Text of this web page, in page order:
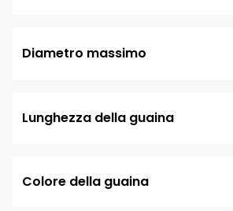
Diametro massimo
Lunghezza della guaina
Colore della guaina